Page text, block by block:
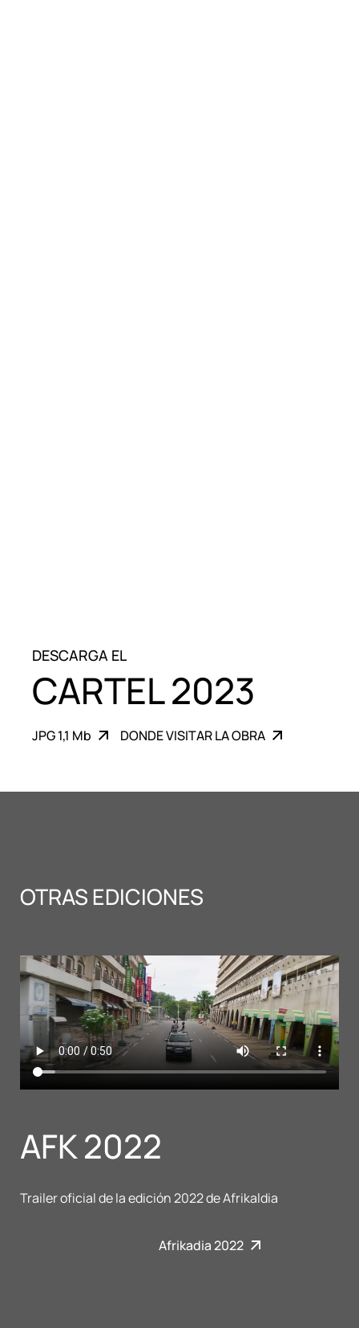
DESCARGA EL
CARTEL 2023
JPG 1,1 Mb DONDE VISITAR LA OBRA
OTRAS EDICIONES
AFK 2022
Trailer oficial de la edición 2022 de Afrikaldia
Afrikadia 2022